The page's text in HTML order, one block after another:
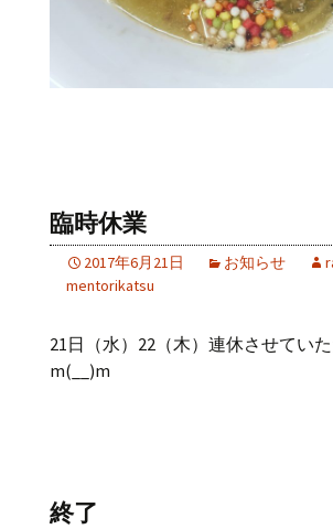
臨時休業
2017年6月21日 お知らせ
mentorikatsu
21日（水）22（木）連休させてい
m(__)m
終了